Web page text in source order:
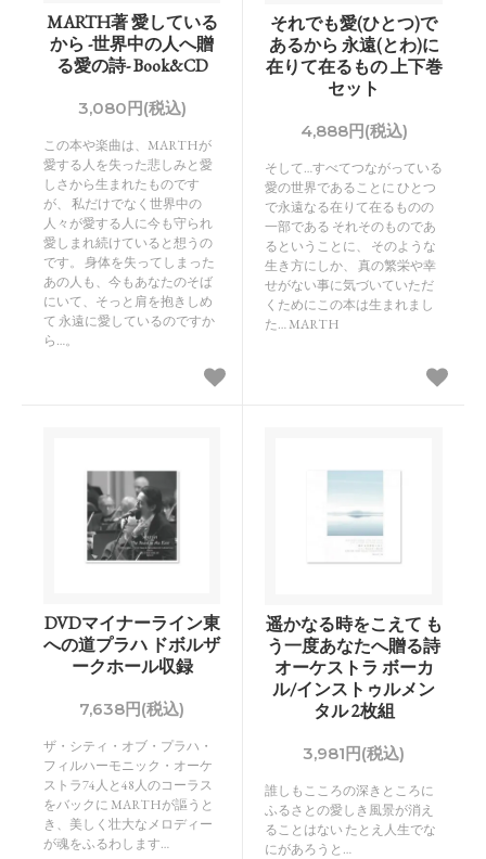
MARTH著 愛している
から -世界中の人へ贈
る愛の詩- Book&CD
3,080円(税込)
この本や楽曲は、MARTHが
愛する人を失った悲しみと愛
しさから生まれたものです
が、 私だけでなく世界中の
人々が愛する人に今も守られ
愛しまれ続けていると想うの
です。 身体を失ってしまった
あの人も、今もあなたのそば
にいて、そっと肩を抱きしめ
て 永遠に愛しているのですか
ら…。
それでも愛(ひとつ)で
あるから 永遠(とわ)に
在りて在るもの 上下巻
セット
4,888円(税込)
そして…すべてつながっている
愛の世界であることに ひとつ
で永遠なる在りて在るものの
一部である それそのものであ
るということに、 そのような
生き方にしか、 真の繁栄や幸
せがない事に気づいていただ
くためにこの本は生まれまし
た… MARTH
DVDマイナーライン東
への道プラハ ドボルザ
ークホール収録
7,638円(税込)
ザ・シティ・オブ・プラハ・
フィルハーモニック・オーケ
ストラ74人と48人のコーラス
をバックに MARTHが謳うと
き、美しく壮大なメロディー
が魂をふるわします…
遥かなる時をこえて も
う一度あなたへ贈る詩
オーケストラ ボーカ
ル/インストゥルメン
タル 2枚組
3,981円(税込)
誰しもこころの深きところに
ふるさとの愛しき風景が消え
ることはない たとえ人生でな
にがあろうと…